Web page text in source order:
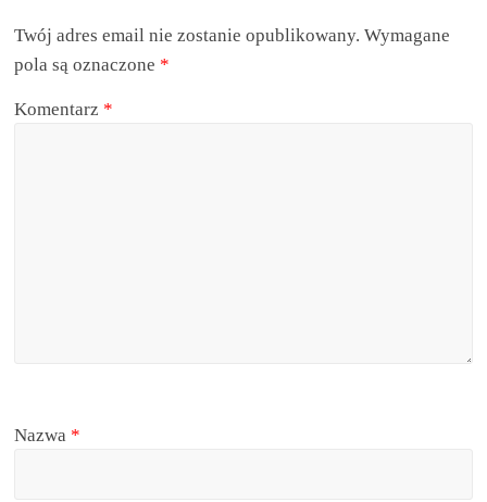
Twój adres email nie zostanie opublikowany. Wymagane
pola są oznaczone *
Komentarz *
Nazwa *